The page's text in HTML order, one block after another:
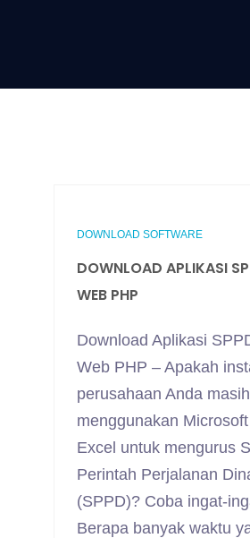
DOWNLOAD SOFTWARE
DOWNLOAD APLIKASI
WEB PHP
Download Aplikasi
Web PHP – Apakah
perusahaan Anda masih
menggunakan
Excel untuk mengurus
Perintah Perjalanan
(SPPD)? Coba ingat-
Berapa banyak waktu